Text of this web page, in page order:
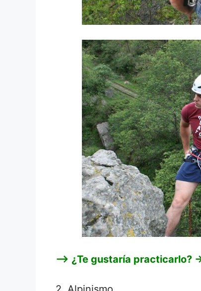
–> ¿Te gustaría practicarlo? -